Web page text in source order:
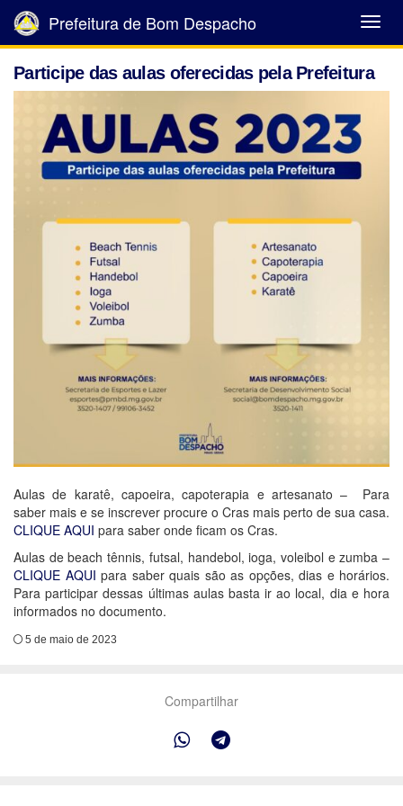
Abrir
Menu
Prefeitura de Bom Despacho
Participe das aulas oferecidas pela Prefeitura
Aulas de karatê, capoeira, capoterapia e artesanato – Para
saber mais e se inscrever procure o Cras mais perto de sua casa.
CLIQUE AQUI para saber onde ficam os Cras.
Aulas de beach tênnis, futsal, handebol, ioga, voleibol e zumba –
CLIQUE AQUI para saber quais são as opções, dias e horários.
Para participar dessas últimas aulas basta ir ao local, dia e hora
informados no documento.
5 de maio de 2023
Compartilhar